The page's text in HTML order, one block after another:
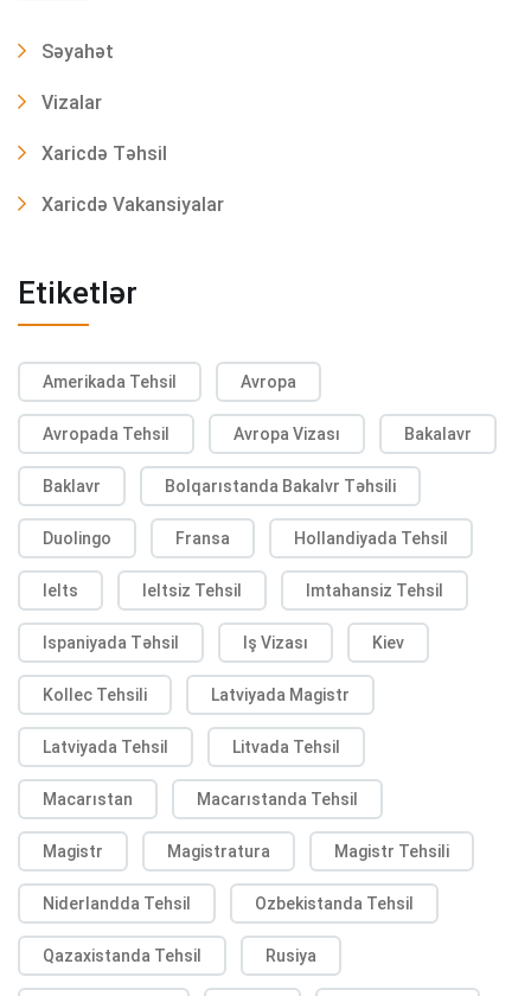
Səyahət
Vizalar
Xaricdə Təhsil
Xaricdə Vakansiyalar
Etiketlər
Amerikada Tehsil Avropa
Avropada Tehsil Avropa Vizası Bakalavr
Baklavr Bolqarıstanda Bakalvr Təhsili
Duolingo Fransa Hollandiyada Tehsil
Ielts Ieltsiz Tehsil Imtahansiz Tehsil
Ispaniyada Təhsil Iş Vizası Kiev
Kollec Tehsili Latviyada Magistr
Latviyada Tehsil Litvada Tehsil
Macarıstan Macarıstanda Tehsil
Magistr Magistratura Magistr Tehsili
Niderlandda Tehsil Ozbekistanda Tehsil
Qazaxistanda Tehsil Rusiya